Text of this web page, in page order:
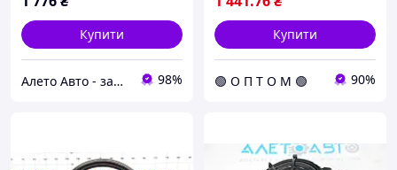
Купити
Алето Авто - запчастини на авто зі США 98%
Купити
🟢 О П Т О М 🟢 90%